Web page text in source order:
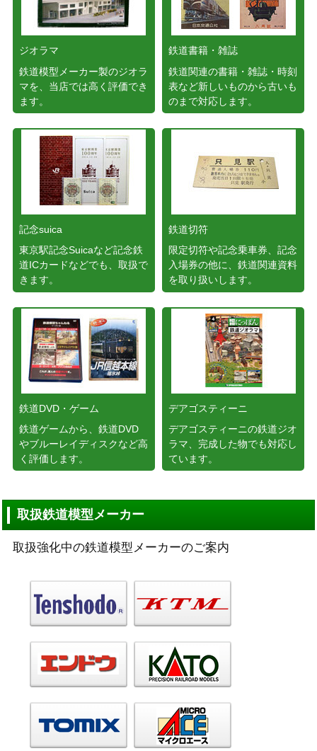
ジオラマ
鉄道模型メーカー製のジオラ
マを、当店では高く評価でき
ます。
鉄道書籍・雑誌
鉄道関連の書籍・雑誌・時刻
表など新しいものから古いも
のまで対応します。
記念suica
東京駅記念Suicaなど記念鉄
道ICカードなどでも、取扱で
きます。
鉄道切符
限定切符や記念乗車券、記念
入場券の他に、鉄道関連資料
を取り扱いします。
鉄道DVD・ゲーム
鉄道ゲームから、鉄道DVD
やブルーレイディスクなど高
く評価します。
デアゴスティーニ
デアゴスティーニの鉄道ジオ
ラマ、完成した物でも対応し
ています。
取扱鉄道模型メーカー
取扱強化中の鉄道模型メーカーのご案内